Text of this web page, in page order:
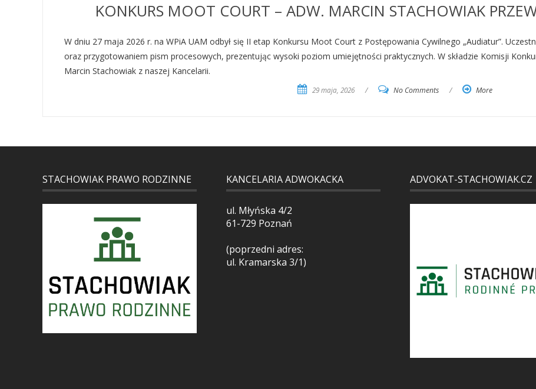
KONKURS MOOT COURT – ADW. MARCIN STACHOWIAK
W dniu 27 maja 2026 r. na WPiA UAM odbył się II etap Konkursu Moot Court z Postępowania Cywilnego „Audiatur”.
oraz przygotowaniem pism procesowych, prezentując wysoki poziom umiejętności praktycznych. W składzie Komisji
Marcin Stachowiak z naszej Kancelarii.
29 maja, 2026 / No Comments / More
STACHOWIAK PRAWO RODZINNE KANCELARIA ADWOKACKA
ul. Młyńska 4/2
61-729 Poznań
(poprzedni adres:
ul. Kramarska 3/1)
ADVOKAT-STACHOWIAK.CZ